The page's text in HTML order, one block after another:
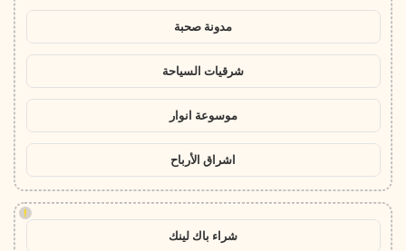
مدونة صحبة
شرقيات السياحة
موسوعة انوار
اشراق الأرباح
!
شراء باك لينك